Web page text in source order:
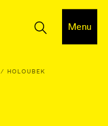
Menu
HOLOUBEK